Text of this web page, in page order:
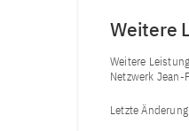
Weitere
Weitere
Netzwerk
Letzte Änderung: